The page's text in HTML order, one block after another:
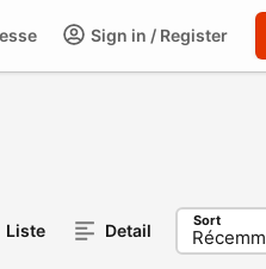
Sign in / Register
Liste Detail Sort